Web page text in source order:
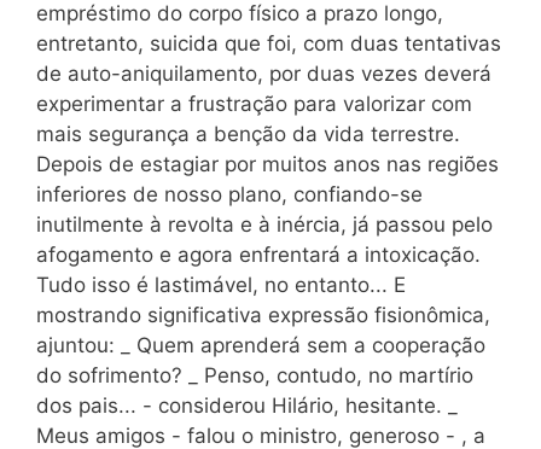
empréstimo do corpo físico a prazo longo,
entretanto, suicida que foi, com duas tentativas
de auto-aniquilamento, por duas vezes deverá
experimentar a frustração para valorizar com
mais segurança a benção da vida terrestre.
Depois de estagiar por muitos anos nas regiões
inferiores de nosso plano, confiando-se
inutilmente à revolta e à inércia, já passou pelo
afogamento e agora enfrentará a intoxicação.
Tudo isso é lastimável, no entanto... E
mostrando significativa expressão fisionômica,
ajuntou: _ Quem aprenderá sem a cooperação
do sofrimento? _ Penso, contudo, no martírio
dos pais... - considerou Hilário, hesitante. _
Meus amigos - falou o ministro, generoso - , a